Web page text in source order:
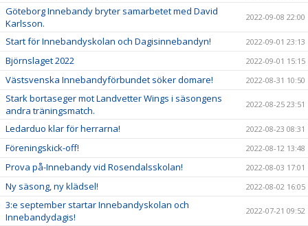
Göteborg Innebandy bryter samarbetet med David
Karlsson.
2022-09-08 22:00
Start för Innebandyskolan och Dagisinnebandyn! 2022-09-01 23:13
Björnslaget 2022 2022-09-01 15:15
Västsvenska Innebandyförbundet söker domare! 2022-08-31 10:50
Stark bortaseger mot Landvetter Wings i säsongens
andra träningsmatch.
2022-08-25 23:51
Ledarduo klar för herrarna! 2022-08-23 08:31
Föreningskick-off! 2022-08-12 13:48
Prova på-Innebandy vid Rosendalsskolan! 2022-08-03 17:01
Ny säsong, ny klädsel! 2022-08-02 16:05
3:e september startar Innebandyskolan och
Innebandydagis!
2022-07-21 09:52